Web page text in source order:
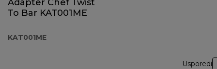
Adapter Chef Twist
To Bar KAT001ME
KAT001ME
Usporedi